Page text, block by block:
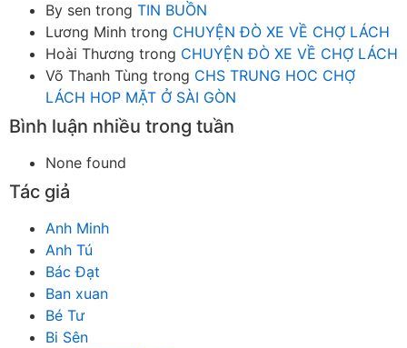
By sen trong TIN BUỒN
Lương Minh trong CHUYỆN ĐÒ XE VỀ CHỢ LÁCH
Hoài Thương trong CHUYỆN ĐÒ XE VỀ CHỢ LÁCH
Võ Thanh Tùng trong CHS TRUNG HOC CHỢ
LÁCH HOP MẶT Ở SÀI GÒN
Bình luận nhiều trong tuần
None found
Tác giả
Anh Minh
Anh Tú
Bác Đạt
Ban xuan
Bé Tư
Bi Sên